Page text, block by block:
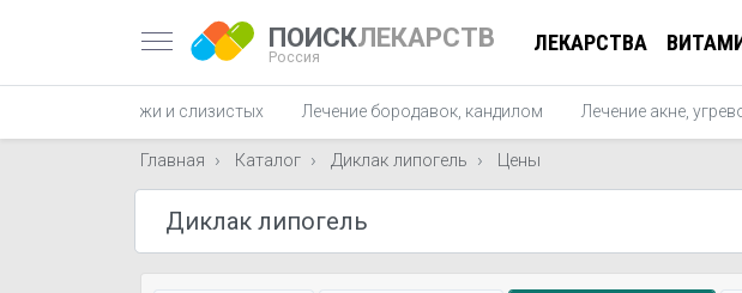
ПОИСКЛЕКАРСТВ
Россия
ЛЕКАРСТВА
заболеваний кожи и слизистых Лечение бородавок, кандилом Лечение акне,
Главная Каталог Диклак липогель Цены